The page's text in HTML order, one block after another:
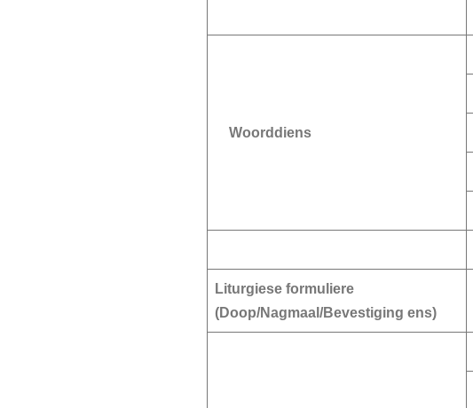
Woorddiens
Liturgiese formuliere
(Doop/Nagmaal/Bevestiging ens)